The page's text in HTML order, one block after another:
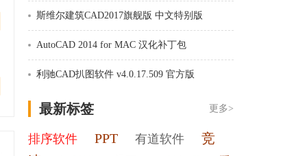
斯维尔建筑CAD2017旗舰版 中文特别版
AutoCAD 2014 for MAC 汉化补丁包
利驰CAD扒图软件 v4.0.17.509 官方版
最新标签 更多>
排序软件 PPT 有道软件
竞